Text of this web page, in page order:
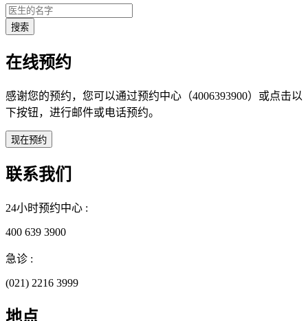
在线预约
感谢您的预约，您可以通过预约中心（4006393900）或点击以
下按钮，进行邮件或电话预约。
联系我们
24小时预约中心 :
400 639 3900
急诊 :
(021) 2216 3999
地点